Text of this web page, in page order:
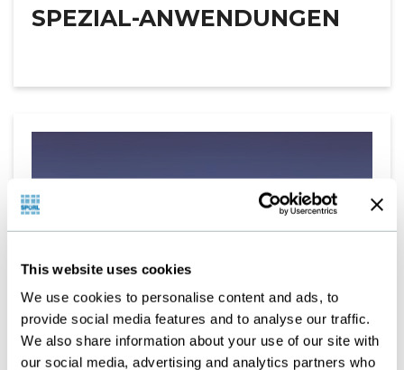
This website uses cookies
We use cookies to personalise content and ads, to
provide social media features and to analyse our traffic.
We also share information about your use of our site with
our social media, advertising and analytics partners who
SPEZIAL-ANWENDUNGEN